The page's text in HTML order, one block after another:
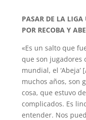
PASAR DE LA
POR RECOBA Y
«Es un salto que
que son jugadores
mundial, el
muchos años, son
cosa, que estuvo
complicados. Es
entender. Nos